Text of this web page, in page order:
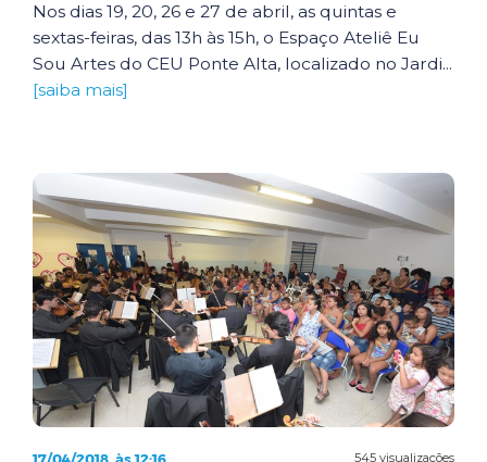
Nos dias 19, 20, 26 e 27 de abril, as quintas e
sextas-feiras, das 13h às 15h, o Espaço Ateliê Eu
Sou Artes do CEU Ponte Alta, localizado no Jardi...
[saiba mais]
545 visualizações
17/04/2018, às 12:16